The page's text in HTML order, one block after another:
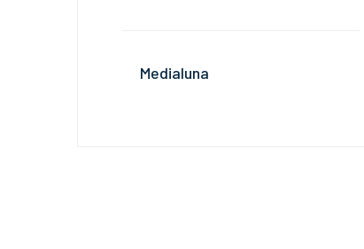
Medialuna